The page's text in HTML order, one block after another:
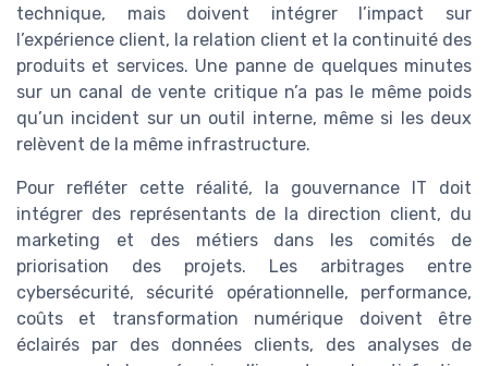
technique, mais doivent intégrer l’impact sur
l’expérience client, la relation client et la continuité des
produits et services. Une panne de quelques minutes
sur un canal de vente critique n’a pas le même poids
qu’un incident sur un outil interne, même si les deux
relèvent de la même infrastructure.
Pour refléter cette réalité, la gouvernance IT doit
intégrer des représentants de la direction client, du
marketing et des métiers dans les comités de
priorisation des projets. Les arbitrages entre
cybersécurité, sécurité opérationnelle, performance,
coûts et transformation numérique doivent être
éclairés par des données clients, des analyses de